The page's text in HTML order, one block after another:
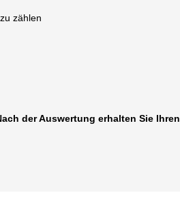
zählen
der Auswertung erhalten Sie Ihren